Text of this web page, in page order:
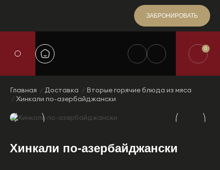
ЗАБРОНИРОВАТЬ
0
Главная Доставка
Вторые горячие блюда из мяса
Хинкали по-азербайджански
Хинкали по-азербайджански